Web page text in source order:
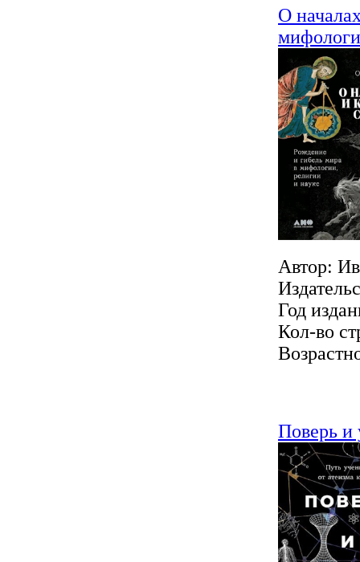
О
Автор:
Год
Кол-во
Поверь и